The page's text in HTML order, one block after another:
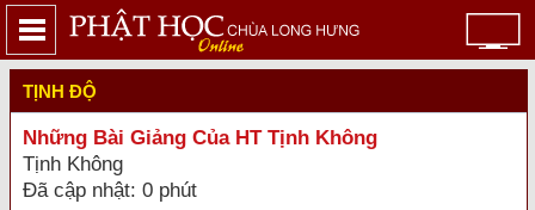
TỊNH ĐỘ
Những Bài Giảng Của HT Tịnh Không
Tịnh Không
Đã cập nhật: 0 phút